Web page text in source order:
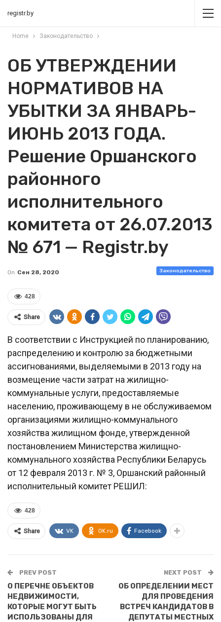
registr.by
Home Законодательство
ОБ УТВЕРЖДЕНИИ
НОРМАТИВОВ НА
УБЫТКИ ЗА ЯНВАРЬ-
ИЮНЬ 2013 ГОДА.
Решение Оршанского
районного
исполнительного
комитета от 26.07.2013
№ 671 — Registr.by
Законодательство
On Сен 28, 2020
428
Share
В соответствии с Инструкцией по планированию,
распределению и контролю за бюджетными
ассигнованиями, выделяемыми в 2013 году на
возмещение части затрат на жилищно-
коммунальные услуги, предоставляемые
населению, проживающему в не обслуживаемом
организациями жилищно-коммунального
хозяйства жилищном фонде, утвержденной
постановлением Министерства жилищно-
коммунального хозяйства Республики Беларусь
от 12 февраля 2013 г. № 3, Оршанский районный
исполнительный комитет РЕШИЛ:
428
Share VK OK.ru Facebook
PREV POST
О ПЕРЕЧНЕ ОБЪЕКТОВ
НЕДВИЖИМОСТИ,
КОТОРЫЕ МОГУТ БЫТЬ
ИСПОЛЬЗОВАНЫ ДЛЯ
NEXT POST
ОБ ОПРЕДЕЛЕНИИ МЕСТ
ДЛЯ ПРОВЕДЕНИЯ
ВСТРЕЧ КАНДИДАТОВ В
ДЕПУТАТЫ МЕСТНЫХ